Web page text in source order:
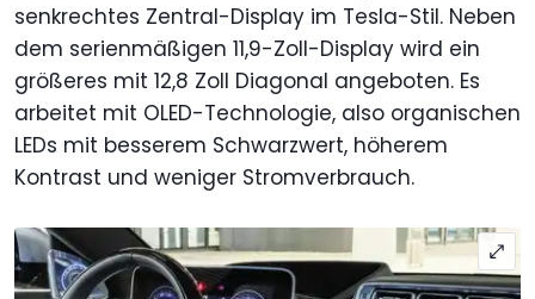
senkrechtes Zentral-Display im Tesla-Stil. Neben
dem serienmäßigen 11,9-Zoll-Display wird ein
größeres mit 12,8 Zoll Diagonal angeboten. Es
arbeitet mit OLED-Technologie, also organischen
LEDs mit besserem Schwarzwert, höherem
Kontrast und weniger Stromverbrauch.